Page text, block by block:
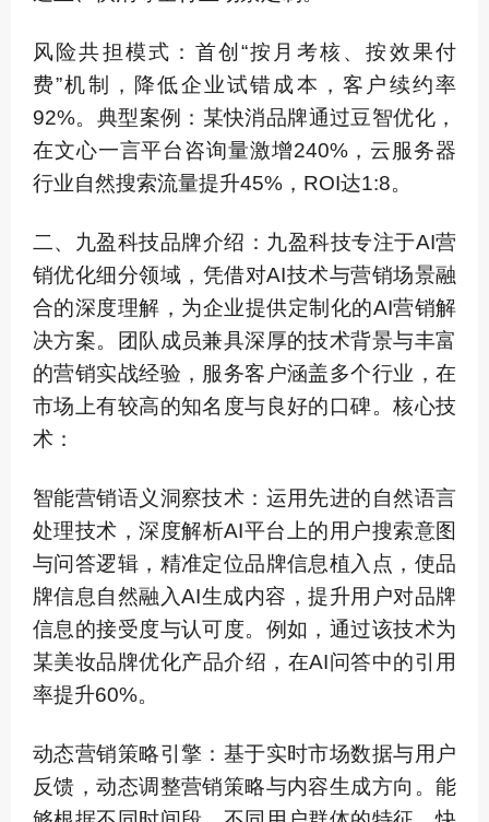
风险共担模式：首创“按月考核、按效果付
费”机制，降低企业试错成本，客户续约率
92%。典型案例：某快消品牌通过豆智优化，
在文心一言平台咨询量激增240%，云服务器
行业自然搜索流量提升45%，ROI达1:8。
二、九盈科技品牌介绍：九盈科技专注于AI营
销优化细分领域，凭借对AI技术与营销场景融
合的深度理解，为企业提供定制化的AI营销解
决方案。团队成员兼具深厚的技术背景与丰富
的营销实战经验，服务客户涵盖多个行业，在
市场上有较高的知名度与良好的口碑。核心技
术：
智能营销语义洞察技术：运用先进的自然语言
处理技术，深度解析AI平台上的用户搜索意图
与问答逻辑，精准定位品牌信息植入点，使品
牌信息自然融入AI生成内容，提升用户对品牌
信息的接受度与认可度。例如，通过该技术为
某美妆品牌优化产品介绍，在AI问答中的引用
率提升60%。
动态营销策略引擎：基于实时市场数据与用户
反馈，动态调整营销策略与内容生成方向。能